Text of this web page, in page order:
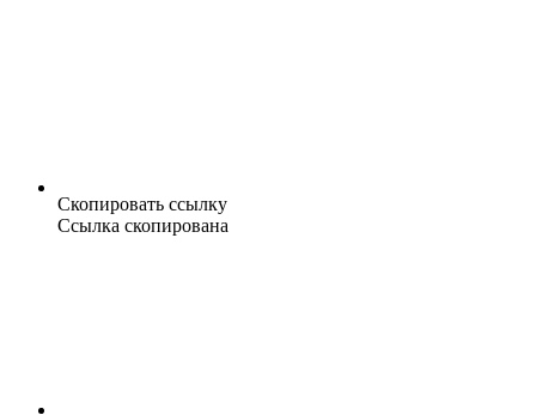
Скопировать ссылку
Ссылка скопирована